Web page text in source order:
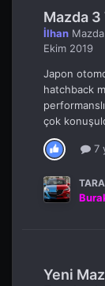
Mazda 3
İlhan
Ekim 2019
Japon
hatchback
çok
7
Yeni